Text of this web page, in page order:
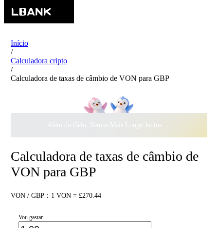
Início
/
Calculadora cripto
/
Calculadora de taxas de câmbio de VON para GBP
Além do Gelo, Vamos Mais Longe Juntos ·$500.000
Calculadora de taxas de câmbio de
VON para GBP
VON / GBP：1 VON = £270.44
Vou gastar